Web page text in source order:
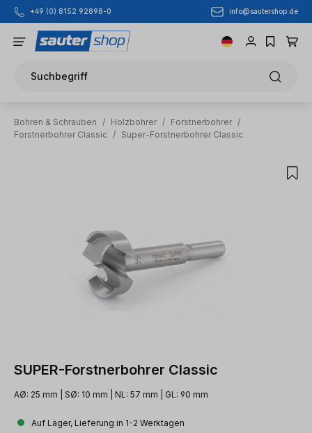
Zum Hauptinhalt springen
+49 (0) 8152 92898-0 info@sautershop.de
Suchbegriff
Bohren & Schrauben / Holzbohrer / Forstnerbohrer /
Forstnerbohrer Classic / Super-Forstnerbohrer Classic
SUPER-Forstnerbohrer Classic
AØ: 25 mm | SØ: 10 mm | NL: 57 mm | GL: 90 mm
Auf Lager, Lieferung in 1-2 Werktagen